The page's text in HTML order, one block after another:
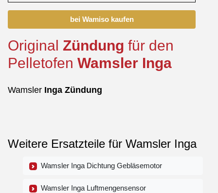
bei Wamiso kaufen
Original Zündung für den
Pelletofen Wamsler Inga
Wamsler Inga Zündung
Weitere Ersatzteile für Wamsler Inga
Wamsler Inga Dichtung Gebläsemotor
Wamsler Inga Luftmengensensor